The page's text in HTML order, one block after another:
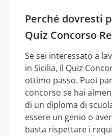
Perché dovresti
Quiz Concorso
Se sei interessato a
in Sicilia, il Quiz
ottimo passo. Puoi
concorso se hai
di un diploma di
essere un genio o
basta rispettare i